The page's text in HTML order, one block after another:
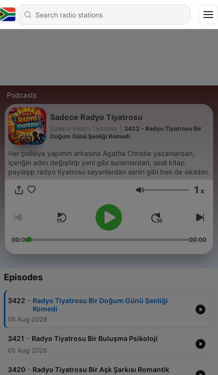
Podcasts
Sadece Radyo Tiyatrosu
Sadece Radyo Tiyatrosu
3422 - Radyo Tiyatrosu Bir
Doğum Günü Şenliği Komedi
Her polisiye yapımın arkasına Agatha Christie yazanlardan,
içeriğin adını değiştirip yeni gibi sunanlardan, sesli kitap
paylaşıp radyo tiyatrosu sayanlardan senin gibi ben de sıkıldım.
Volume 1 x
00:00 00:00
Episodes
3422 - Radyo Tiyatrosu Bir Doğum Günü Şenliği
Komedi
05 Aug 2026
3421 - Radyo Tiyatrosu Bir Buluşma Psikoloji
05 Aug 2026
3420 - Radyo Tiyatrosu Bir Aşk Şarkısı Romantik